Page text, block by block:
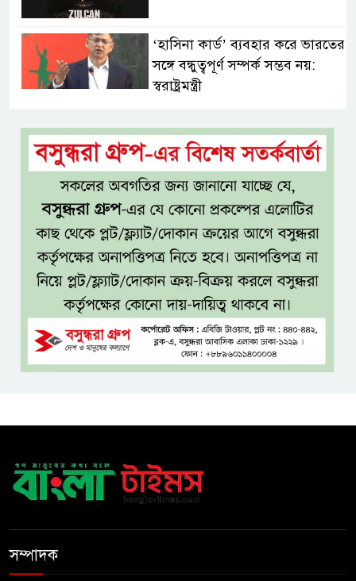
‘হাসিনা কার্ড’ ব্যবহার করে ভারতের
সঙ্গে বন্ধুত্বপূর্ণ সম্পর্ক সম্ভব নয়:
স্বরাষ্ট্রমন্ত্রী
সব বাধা পেরিয়ে বাস্তবতার নিরিখে
দেশকে এগিয়ে নিতে হবে: প্রধানমন্ত্রী
নীরবে এতিম শিশুদের পাশে সায়েম
সোবহান আনভীর
সেবার মানসিকতা ছাড়া
চিকিৎসাব্যবস্থার মানোন্নয়ন সম্ভব
নয়: প্রধানমন্ত্রী
বিদ্যুৎ-জ্বালানি নিয়ে অস্থিতিশীলতা
সৃষ্টিতে সক্রিয় চক্র: প্রধানমন্ত্রী
তনু হত্যা মামলায় সাবেক
পুনরায় গ্রেপ্তার
হাসিনাকে ঘিরে ঢাকা-দিল্লি সম্পর্কে
নতুন টানাপোড়েন
সম্পাদক